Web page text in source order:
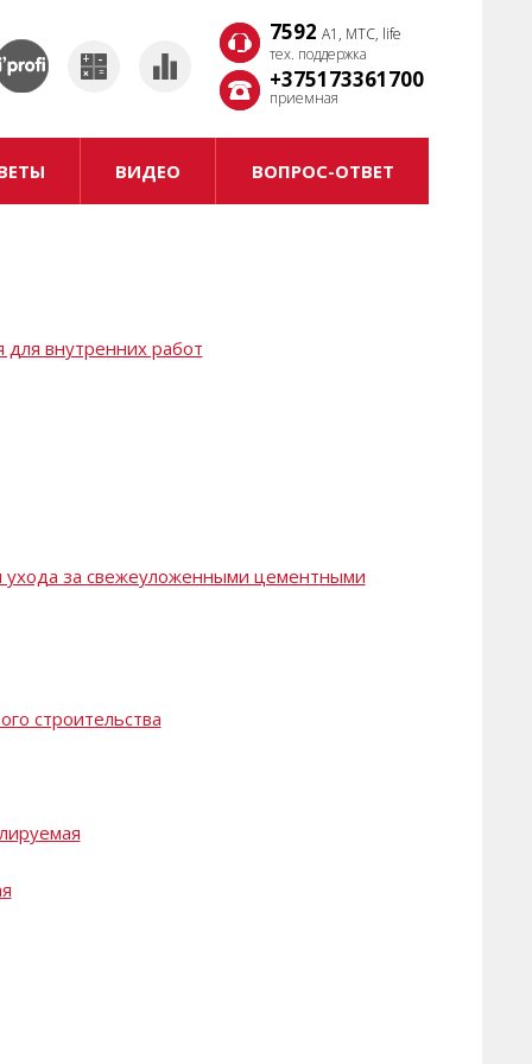
7592 A1, MTC, life
тех. поддержка
+375173361700
приемная
7592 A1, MTC, life
тех. поддержка
+375173361700
приемная
ВИДЕО ВОПРОС-ОТВЕТ
для внутренних работ
ухода за свежеуложенными цементными
строительства